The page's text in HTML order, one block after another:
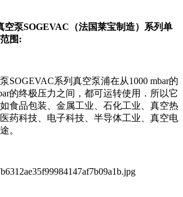
空泵SOGEVAC（法国莱宝制造）系列单
围:
系列真空泵浦在从1000 mbar的
的终极压力之间，都可运转使用．所以它
食品包装、金属工业、石化工业、真空热
药科技、电子科技、半导体工业、真空电
。